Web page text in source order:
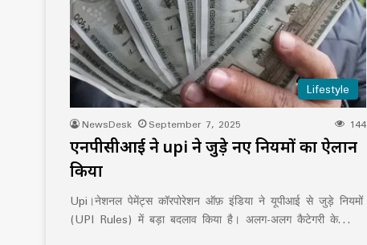
Lifestyle
NewsDesk September 7, 2025 144
एनपीसीआई ने upi ने जुड़े नए नियमों का ऐलान
किया
Upi।नेशनल पेमेंट्स कॉरपोरेशन ऑफ़ इंडिया ने यूपीआई से जुड़े नियमों
(UPI Rules) में बड़ा बदलाव किया है। अलग-अलग कैटेगरी के…